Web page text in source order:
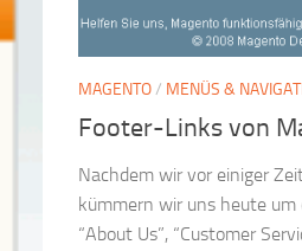
MAGENTO/ MENÜS &
Footer-Links von
Nachdem wir vor einiger
kümmern wir uns heute um
“About Us”, “Customer